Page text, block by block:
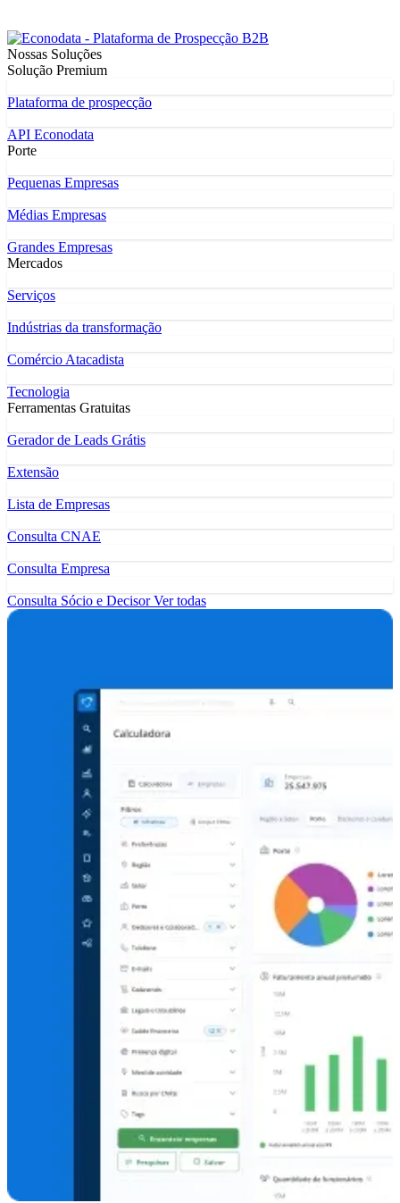
Nossas Soluções
Solução Premium
Plataforma de prospecção
API Econodata
Porte
Pequenas Empresas
Médias Empresas
Grandes Empresas
Mercados
Serviços
Indústrias da transformação
Comércio Atacadista
Tecnologia
Ferramentas Gratuitas
Gerador de Leads Grátis
Extensão
Lista de Empresas
Consulta CNAE
Consulta Empresa
Consulta Sócio e DecisorVer todas